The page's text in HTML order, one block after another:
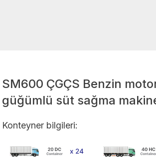
SM600 ÇGÇS Benzin
güğümlü süt sağma
Konteyner bilgileri: